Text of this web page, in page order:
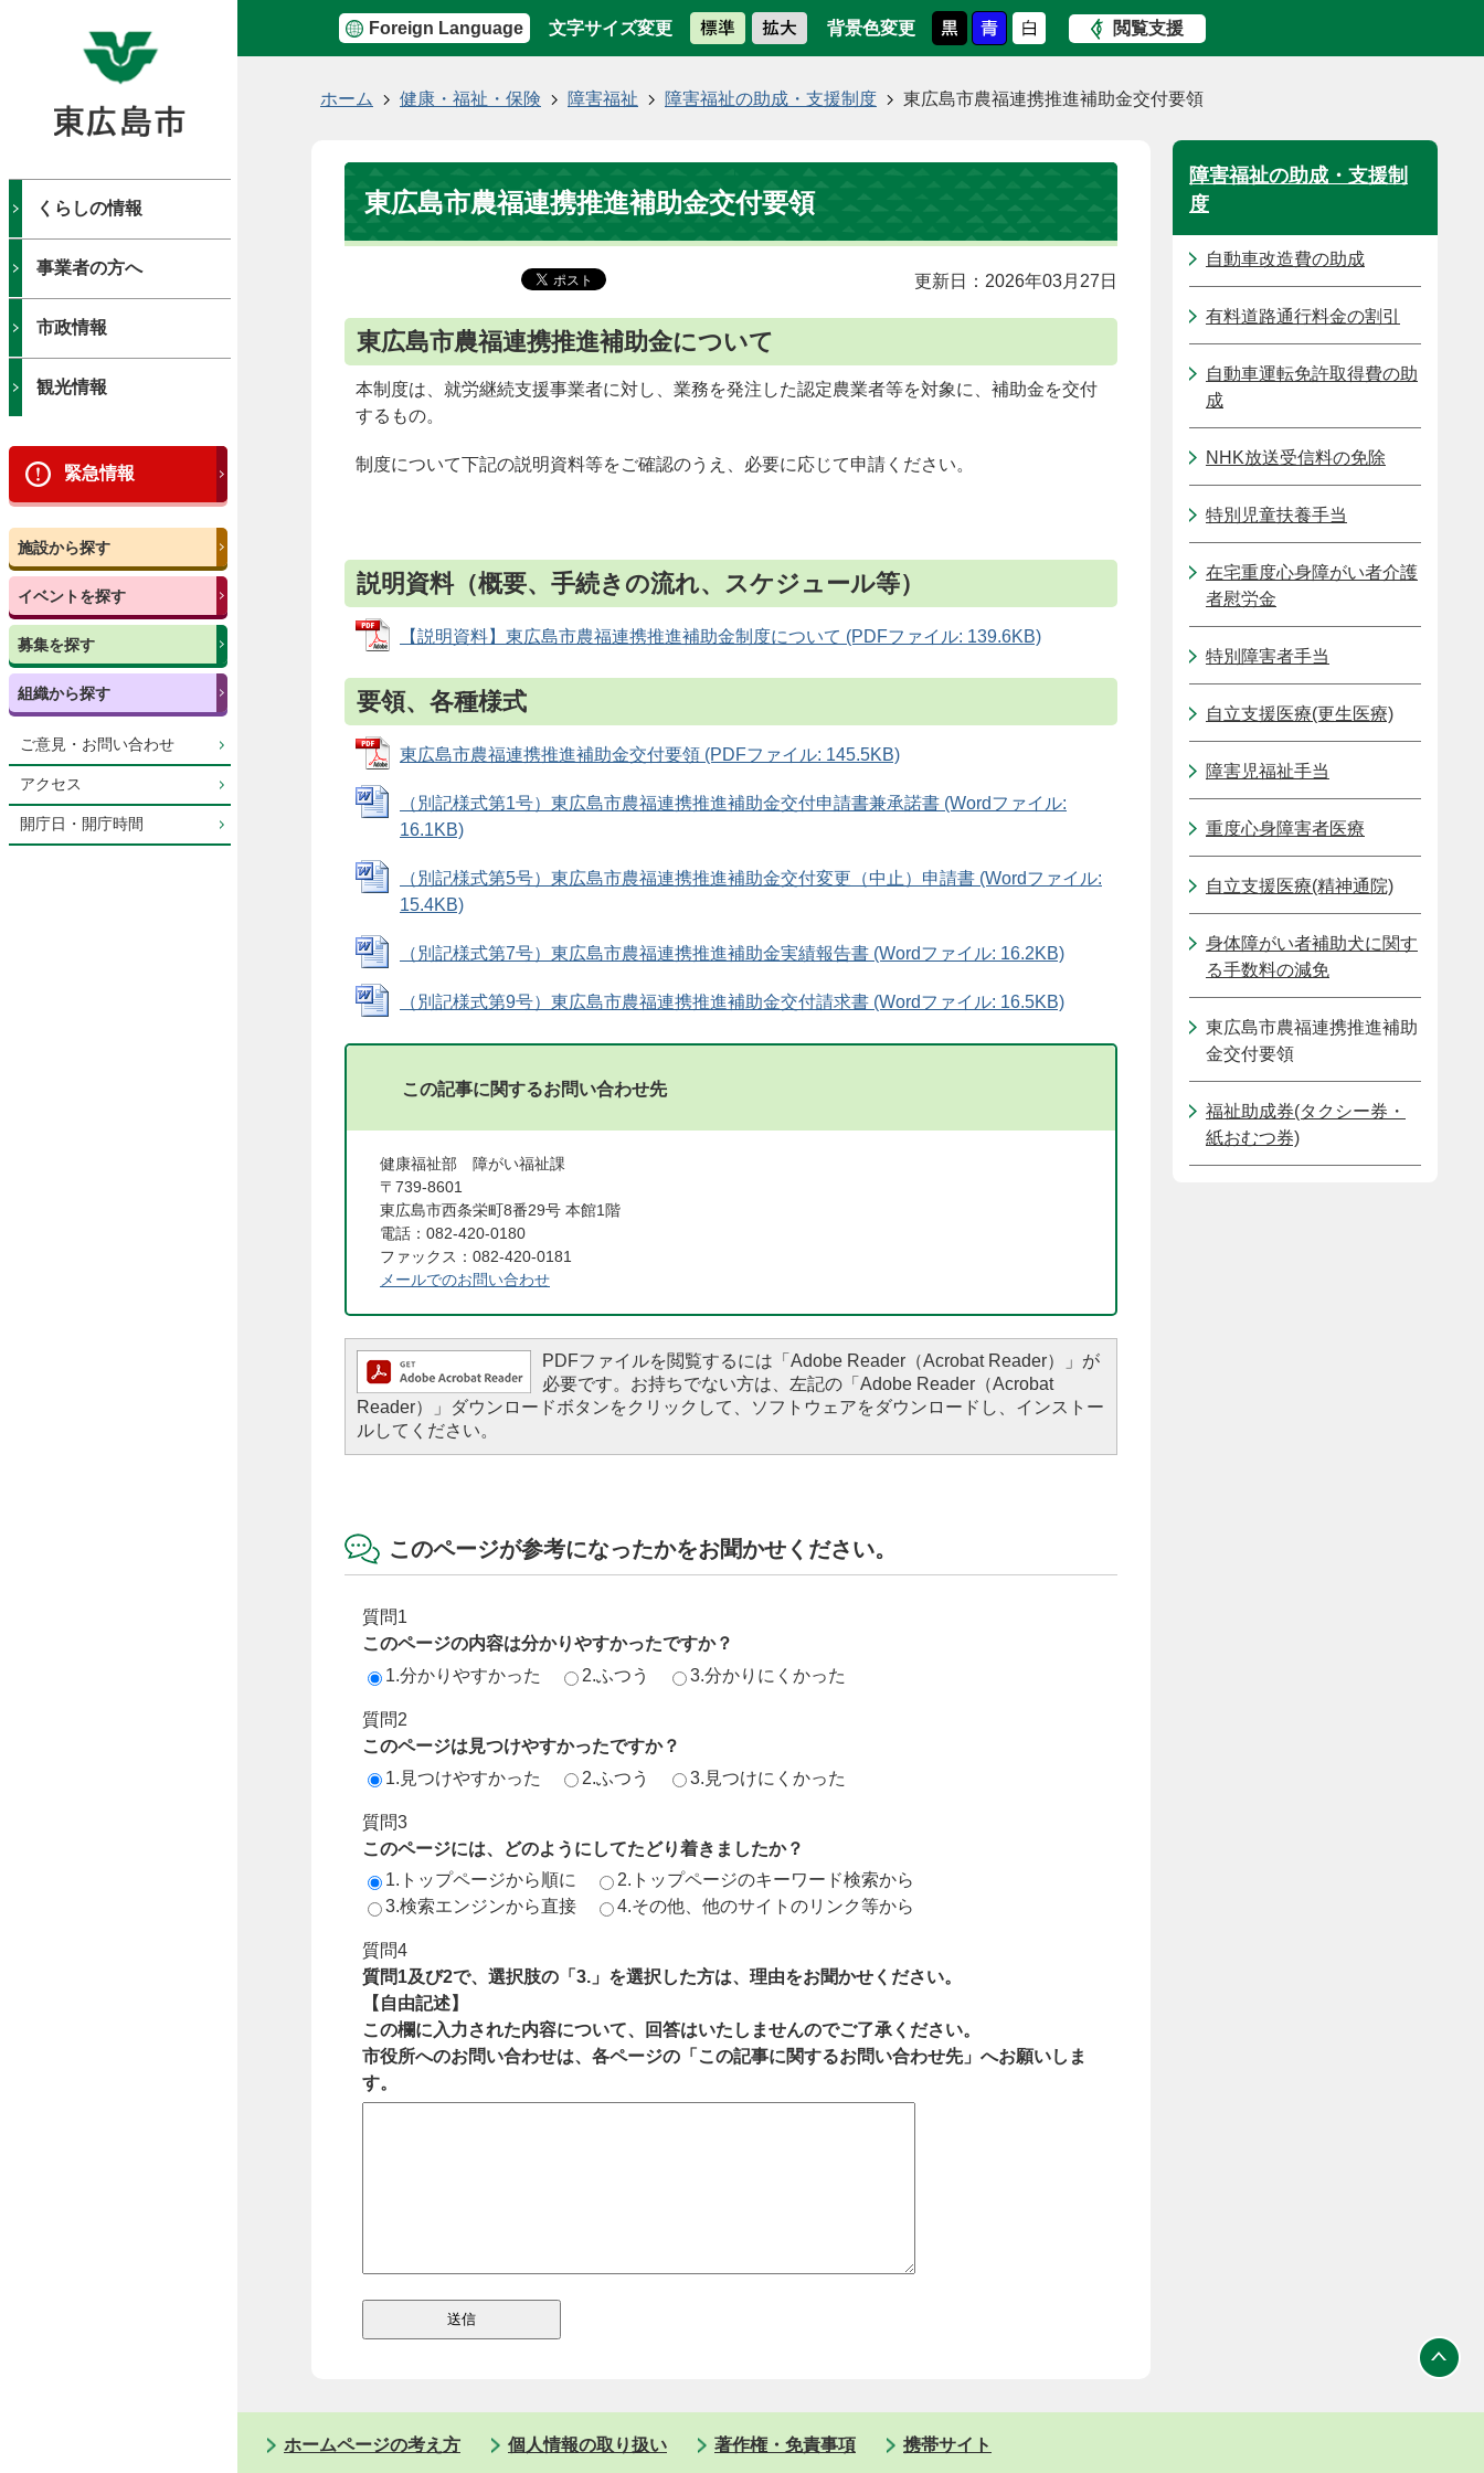
Foreign Language 文字サイズ変更 背景色変更 閲覧支援
くらしの情報
事業者の方へ
市政情報
観光情報
緊急情報
施設から探す
イベントを探す
募集を探す
組織から探す
ご意見・お問い合わせ
アクセス
開庁日・開庁時間
ホーム 健康・福祉・保険 障害福祉 障害福祉の助成・支援制度 東広島市農福連携推進補助金交付要領
東広島市農福連携推進補助金交付要領
更新日：2026年03月27日
東広島市農福連携推進補助金について
本制度は、就労継続支援事業者に対し、業務を発注した認定農業者等を対象に、補助金を交付
するもの。
制度について下記の説明資料等をご確認のうえ、必要に応じて申請ください。
説明資料（概要、手続きの流れ、スケジュール等）
【説明資料】東広島市農福連携推進補助金制度について (PDFファイル: 139.6KB)
要領、各種様式
東広島市農福連携推進補助金交付要領 (PDFファイル: 145.5KB)
（別記様式第1号）東広島市農福連携推進補助金交付申請書兼承諾書 (Wordファイル:
16.1KB)
（別記様式第5号）東広島市農福連携推進補助金交付変更（中止）申請書 (Wordファイル:
15.4KB)
（別記様式第7号）東広島市農福連携推進補助金実績報告書 (Wordファイル: 16.2KB)
（別記様式第9号）東広島市農福連携推進補助金交付請求書 (Wordファイル: 16.5KB)
この記事に関するお問い合わせ先
健康福祉部 障がい福祉課
〒739-8601
東広島市西条栄町8番29号 本館1階
電話：082-420-0180
ファックス：082-420-0181
メールでのお問い合わせ
PDFファイルを閲覧するには「Adobe Reader（Acrobat Reader）」が
必要です。お持ちでない方は、左記の「Adobe Reader（Acrobat
Reader）」ダウンロードボタンをクリックして、ソフトウェアをダウンロードし、インストー
ルしてください。
このページが参考になったかをお聞かせください。
質問1
このページの内容は分かりやすかったですか？
1.分かりやすかった
2.ふつう 3.分かりにくかった
質問2
このページは見つけやすかったですか？
1.見つけやすかった
2.ふつう 3.見つけにくかった
質問3
このページには、どのようにしてたどり着きましたか？
1.トップページから順に
2.トップページのキーワード検索から
3.検索エンジンから直接
4.その他、他のサイトのリンク等から
質問4
質問1及び2で、選択肢の「3.」を選択した方は、理由をお聞かせください。
【自由記述】
この欄に入力された内容について、回答はいたしませんのでご了承ください。
市役所へのお問い合わせは、各ページの「この記事に関するお問い合わせ先」へお願いしま
す。
障害福祉の助成・支援制
度
自動車改造費の助成
有料道路通行料金の割引
自動車運転免許取得費の助
成
NHK放送受信料の免除
特別児童扶養手当
在宅重度心身障がい者介護
者慰労金
特別障害者手当
自立支援医療(更生医療)
障害児福祉手当
重度心身障害者医療
自立支援医療(精神通院)
身体障がい者補助犬に関す
る手数料の減免
東広島市農福連携推進補助
金交付要領
福祉助成券(タクシー券・
紙おむつ券)
ホームページの考え方 個人情報の取り扱い 著作権・免責事項 携帯サイト